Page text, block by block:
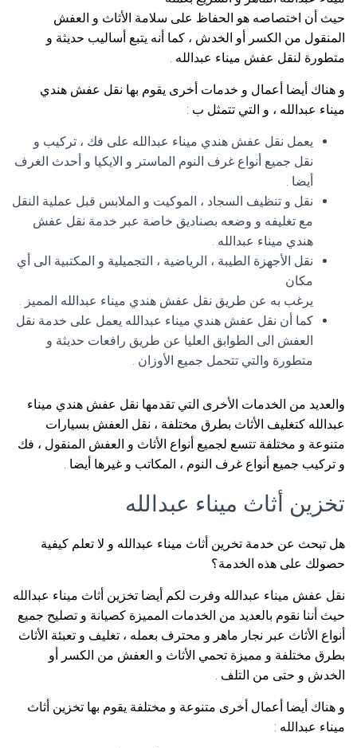
حيث أن اختصاصه هو الحفاظ على سلامة الأثاث و العفش
المنقول من الكسر أو الخدش ، كما أنه يتبع أساليب حديثة و
متطورة لنقل عفش ميناء عبدالله .
و هناك أيضا أعمال و خدمات أخرى يقوم بها نقل عفش هندي
ميناء عبدالله ، و التي تتمثل ب :
يعمل نقل عفش هندي ميناء عبدالله على فك ، تركيب و
نقل جميع أنواع غرف النوم الماستر و الايكيا و أحدث الغرف
أيضا .
نقل و تنظيف السجاد ، الموكيت و الملابس قبل عملية النقل
مع تغليفه و وضعه بصناديق خاصة عبر خدمة نقل عفش
هندي ميناء عبدالله .
نقل الأجهزة الطيبة ، الرياضية ، التجميلية و المكتبية الى أي
مكان
يرغب به عن طريق نقل عفش هندي ميناء عبدالله المميز .
كما أن نقل عفش هندي ميناء عبدالله يعمل على خدمة نقل
العفش الى الطوابق العليا عن طريق رافعات حديثة و
متطورة والتي تتحمل جميع الأوزان .
والعديد من الخدمات الأخرى التي تقدمها نقل عفش هندي ميناء
عبدالله كتغليف الأثاث بطرق مختلفة ، نقل العفش بسيارات
متنوعة و مختلفة تتسع لجميع أنواع الأثاث و العفش المنقول ، فك
و تركيب جميع أنواع غرف النوم ، المكاتب و غيرها أيضا .
تخزين أثاث ميناء عبدالله
هل تبحث عن خدمة تخرين أثاث ميناء عبدالله و لا تعلم كيفية
حصولك على هذه الخدمة؟
نقل عفش ميناء عبدالله وفرت لكم أيضا تخزين أثاث ميناء عبدالله
حيث أننا نقوم بالعديد من الخدمات المميزة كصيانة و تصليح جميع
أنواع الأثاث عبر نجار ماهر و محترف بعمله ، تغليف و تعبئة الأثاث
بطرق مختلفة و مميزة تحمي الأثاث و العفش من الكسر أو
الخدش و حتى من التلف .
و هناك أيضا أعمال أخرى متنوعة و مختلفة يقوم بها تخزين أثاث
ميناء عبدالله :